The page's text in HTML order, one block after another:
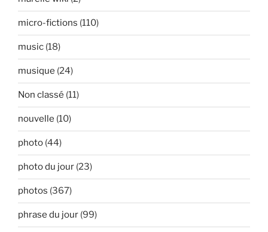
micro-fictions (110)
music (18)
musique (24)
Non classé (11)
nouvelle (10)
photo (44)
photo du jour (23)
photos (367)
phrase du jour (99)